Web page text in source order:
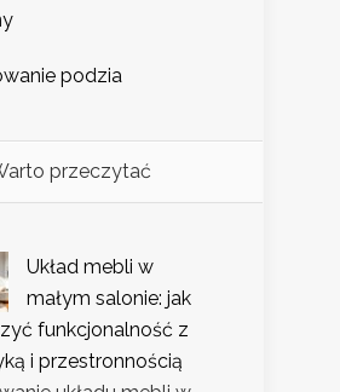
podzia
przeczytać
Układ mebli w
małym salonie: jak
funkcjonalność z
i przestronnością